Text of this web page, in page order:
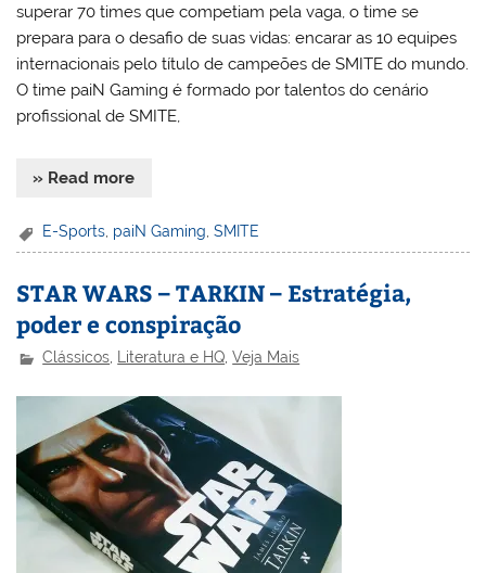
superar 70 times que competiam pela vaga, o time se
prepara para o desafio de suas vidas: encarar as 10 equipes
internacionais pelo título de campeões de SMITE do mundo.
O time paiN Gaming é formado por talentos do cenário
profissional de SMITE,
» Read more
E-Sports, paiN Gaming,SMITE
STAR WARS – TARKIN – Estratégia,
poder e conspiração
Clássicos, Literatura e HQ,Veja Mais